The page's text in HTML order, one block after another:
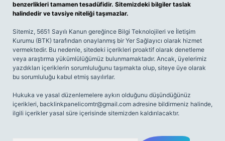
benzerlikleri tamamen tesadüfidir. Sitemizdeki bilgiler taslak
halindedir ve tavsiye niteliği taşımazlar.
Sitemiz, 5651 Sayılı Kanun gereğince Bilgi Teknolojileri ve İletişim
Kurumu (BTK) tarafından onaylanmış bir Yer Sağlayıcı olarak hizmet
vermektedir. Bu nedenle, sitedeki içerikleri proaktif olarak denetleme
veya araştırma yükümlülüğümüz bulunmamaktadır. Ancak, üyelerimiz
yazdıkları içeriklerin sorumluluğunu taşımakta olup, siteye üye olarak
bu sorumluluğu kabul etmiş sayılırlar.
Hukuka ve yasal düzenlemelere aykırı olduğunu düşündüğünüz
içerikleri, backlinkpanelicomtr@gmail.com adresine bildirmeniz halinde,
ilgili içerikler yasal süre içerisinde sitemizden kaldırılacaktır.